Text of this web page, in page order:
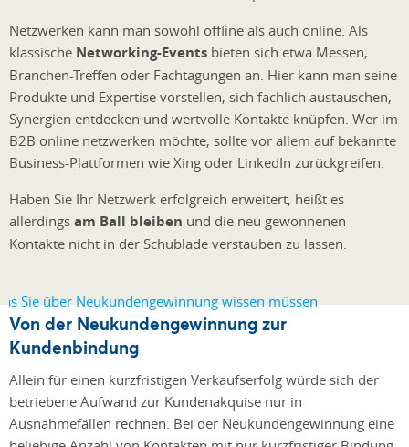
Netzwerken kann man sowohl offline als auch online. Als
klassische Networking-Events bieten sich etwa Messen,
Branchen-Treffen oder Fachtagungen an. Hier kann man seine
Produkte und Expertise vorstellen, sich fachlich austauschen,
Synergien entdecken und wertvolle Kontakte knüpfen. Wer im
B2B online netzwerken möchte, sollte vor allem auf bekannte
Business-Plattformen wie Xing oder LinkedIn zurückgreifen.
Haben Sie Ihr Netzwerk erfolgreich erweitert, heißt es
allerdings am Ball bleiben und die neu gewonnenen
Kontakte nicht in der Schublade verstauben zu lassen.
Von der Neukundengewinnung zur
Kundenbindung
Allein für einen kurzfristigen Verkaufserfolg würde sich der
betriebene Aufwand zur Kundenakquise nur in
Ausnahmefällen rechnen. Bei der Neukundengewinnung eine